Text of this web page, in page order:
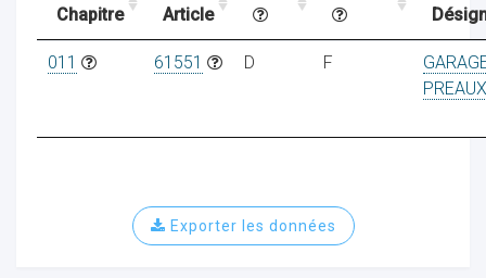
Chapitre Article
011 61551 D F
PREAUX
Exporter les données